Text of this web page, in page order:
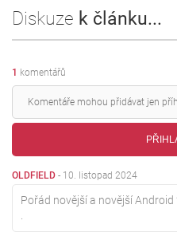
Diskuze k článku...
1 komentářů
OLDFIELD - 10. listopad 2024
Pořád novější a novější